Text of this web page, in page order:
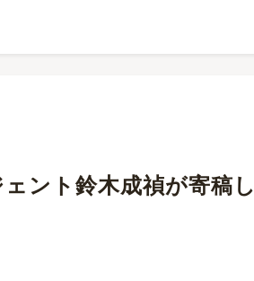
ント鈴木成禎が寄稿し